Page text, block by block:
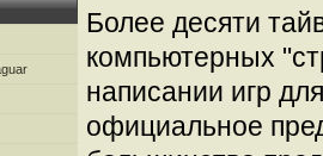
Более десяти
компьютерных
написании игр
официальное